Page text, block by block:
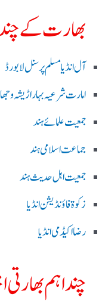
بھارت کے
آل انڈیا مسلم پرسنل لا بورڈ
امارت شرعیہ بہار اڑیشہ و
جمعیت علمائے ہند
جماعت اسلامی ہند
جمعیت اہل حدیث ہند
زکوۃ فاؤنڈیشن انڈیا
رضا اکیڈمی انڈیا
چند اہم